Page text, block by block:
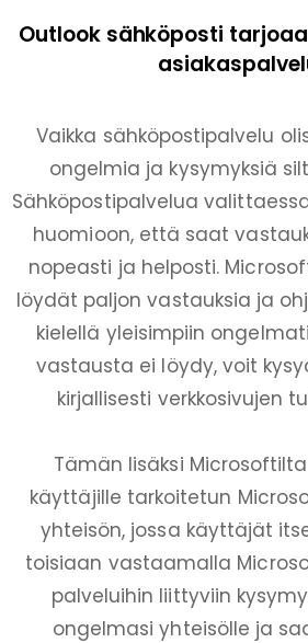
Outlook sähköposti
Vaikka sähköpostipalvelu
ongelmia ja kysymyksiä
Sähköpostipalvelua
huomioon, että saat
nopeasti ja helposti.
löydät paljon vastauksia ja
kielellä yleisimpiin
vastausta ei löydy, voit
kirjallisesti verkkosivujen
Tämän lisäksi
käyttäjille tarkoitetun
yhteisön, jossa käyttäjät
toisiaan vastaamalla
palveluihin liittyviin
ongelmasi yhteisölle ja